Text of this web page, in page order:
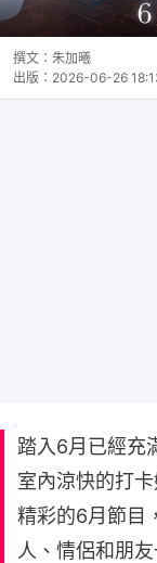
撰文： 朱加曦
出版： 2026-06-26
踏入6月已經充
室內涼快的打
精彩的6月節目
人、情侶和朋